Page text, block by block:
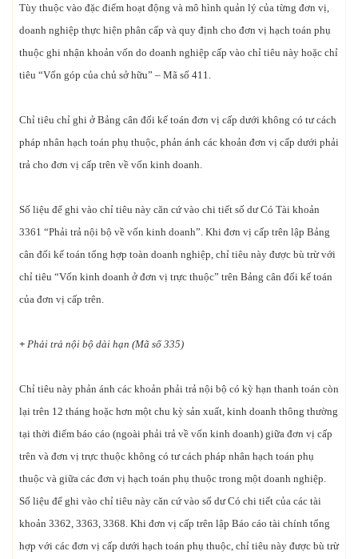
Tùy thuộc vào đặc điểm hoạt động và mô hình quản lý của từng đơn vị,
doanh nghiệp thực hiện phân cấp và quy định cho đơn vị hạch toán phụ
thuộc ghi nhận khoản vốn do doanh nghiệp cấp vào chỉ tiêu này hoặc chỉ
tiêu “Vốn góp của chủ sở hữu” – Mã số 411.
Chỉ tiêu chỉ ghi ở Bảng cân đối kế toán đơn vị cấp dưới không có tư cách
pháp nhân hạch toán phụ thuộc, phản ánh các khoản đơn vị cấp dưới phải
trả cho đơn vị cấp trên về vốn kinh doanh.
Số liệu để ghi vào chỉ tiêu này căn cứ vào chi tiết số dư Có Tài khoản
3361 “Phải trả nội bộ về vốn kinh doanh”. Khi đơn vị cấp trên lập Bảng
cân đối kế toán tổng hợp toàn doanh nghiệp, chỉ tiêu này được bù trừ với
chỉ tiêu “Vốn kinh doanh ở đơn vị trực thuộc” trên Bảng cân đối kế toán
của đơn vị cấp trên.
+ Phải trả nội bộ dài hạn (Mã số 335)
Chỉ tiêu này phản ánh các khoản phải trả nội bộ có kỳ hạn thanh toán còn
lại trên 12 tháng hoặc hơn một chu kỳ sản xuất, kinh doanh thông thường
tại thời điểm báo cáo (ngoài phải trả về vốn kinh doanh) giữa đơn vị cấp
trên và đơn vị trực thuộc không có tư cách pháp nhân hạch toán phụ
thuộc và giữa các đơn vị hạch toán phụ thuộc trong một doanh nghiệp.
Số liệu để ghi vào chỉ tiêu này căn cứ vào số dư Có chi tiết của các tài
khoản 3362, 3363, 3368. Khi đơn vị cấp trên lập Báo cáo tài chính tổng
hợp với các đơn vị cấp dưới hạch toán phụ thuộc, chỉ tiêu này được bù trừ